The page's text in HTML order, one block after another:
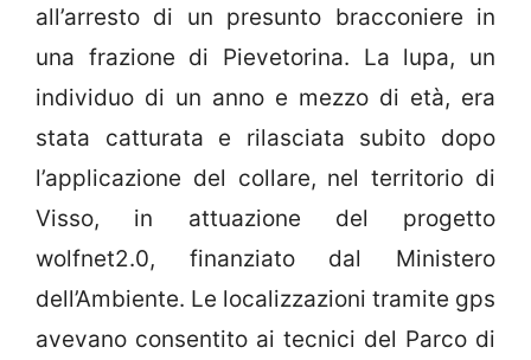
all’arresto di un presunto bracconiere in
una frazione di Pievetorina. La lupa, un
individuo di un anno e mezzo di età, era
stata catturata e rilasciata subito dopo
l’applicazione del collare, nel territorio di
Visso, in attuazione del progetto
wolfnet2.0, finanziato dal Ministero
dell’Ambiente. Le localizzazioni tramite gps
avevano consentito ai tecnici del Parco di